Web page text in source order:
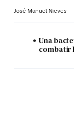
José Manuel Nieves
Una
combatir